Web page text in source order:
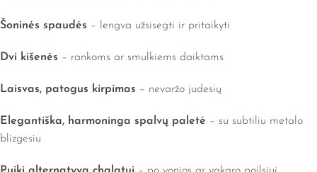
Šoninės spaudės – lengva užsisegti ir pritaikyti
Dvi kišenės – rankoms ar smulkiems daiktams
Laisvas, patogus kirpimas – nevaržo judesių
Elegantiška, harmoninga spalvų paletė – su subtiliu metalo
blizgesiu